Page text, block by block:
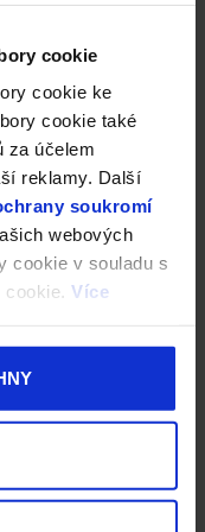
cookie
cookie ke
cookie také
za účelem
reklamy. Další
soukromí
webových
cookie v souladu s
cookie. Více